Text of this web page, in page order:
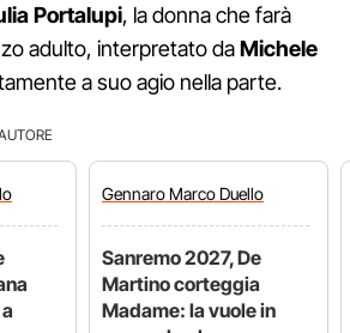
Portalupi, la donna che farà
adulto, interpretato daMichele
a suo agio nella parte.
GennaroMarco Duello
Sanremo 2027, De
Martino corteggia
Madame: la vuole in